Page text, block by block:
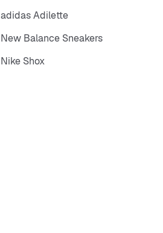
adidas Adilette
New Balance Sneakers
Nike Shox